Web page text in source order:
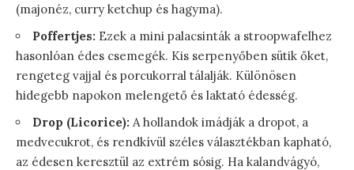
(majonéz, curry ketchup és hagyma).
Poffertjes: Ezek a mini palacsinták a stroopwafelhez
hasonlóan édes csemegék. Kis serpenyőben sütik őket,
rengeteg vajjal és porcukorral tálalják. Különösen
hidegebb napokon melengető és laktató édesség.
Drop (Licorice): A hollandok imádják a dropot, a
medvecukrot, és rendkívül széles választékban kapható,
az édesen keresztül az extrém sósig. Ha kalandvágyó,